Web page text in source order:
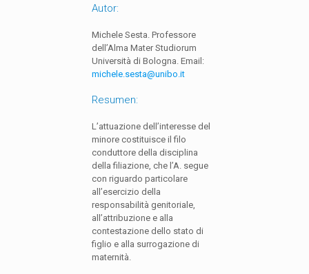
Autor:
Michele Sesta. Professore
dell’Alma Mater Studiorum
Università di Bologna. Email:
michele.sesta@unibo.it
Resumen:
L’attuazione dell’interesse del
minore costituisce il filo
conduttore della disciplina
della filiazione, che l’A. segue
con riguardo particolare
all’esercizio della
responsabilità genitoriale,
all’attribuzione e alla
contestazione dello stato di
figlio e alla surrogazione di
maternità.